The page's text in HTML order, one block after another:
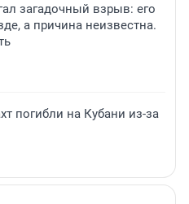
загадочный взрыв: его
а причина неизвестна.
погибли на Кубани из-за